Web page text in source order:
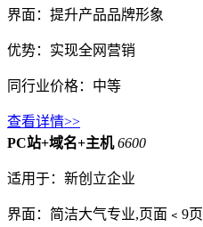
界面：提升产品品牌形象
优势：实现全网营销
同行业价格：中等
查看详情>>
PC站+域名+主机 6600
适用于：新创立企业
界面：简洁大气专业,页面﹤9页